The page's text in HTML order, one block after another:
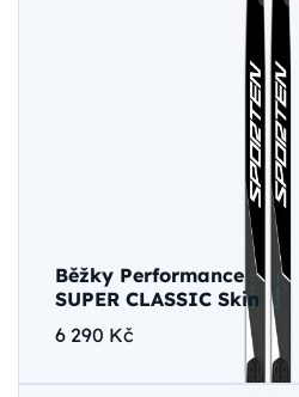
Běžky Performance
SUPER CLASSIC Skin
6 290 Kč